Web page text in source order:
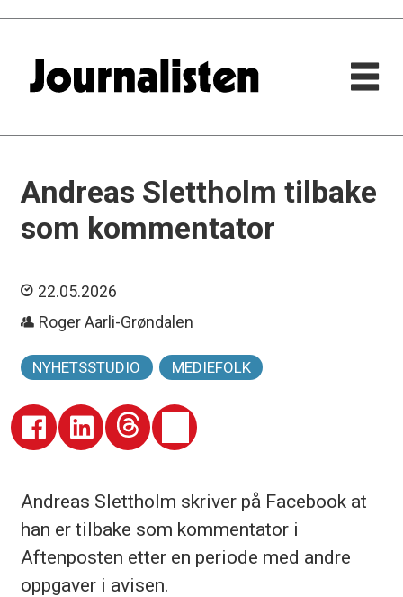
Andreas Slettholm tilbake
som kommentator
22.05.2026
Roger Aarli-Grøndalen
NYHETSSTUDIO MEDIEFOLK
Andreas Slettholm skriver på Facebook at
han er tilbake som kommentator i
Aftenposten etter en periode med andre
oppgaver i avisen.